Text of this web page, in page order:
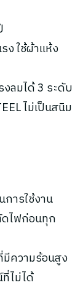
ง ใช้ผ้าแห้ง
ลมได้ 3 ระดับ
ไม่เป็นสนิม
ารใช้งาน
ไฟก่อนทุก
ความร้อนสูง
ไม่ได้